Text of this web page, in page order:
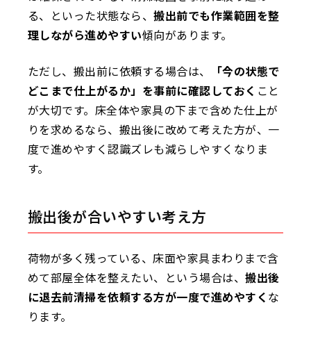
る、といった状態なら、搬出前でも作業範囲を整
理しながら進めやすい傾向があります。
ただし、搬出前に依頼する場合は、
「今の状態で
どこまで仕上がるか」を事前に確認しておく こと
が大切です。床全体や家具の下まで含めた仕上が
りを求めるなら、搬出後に改めて考えた方が、一
度で進めやすく認識ズレも減らしやすくなりま
す。
搬出後が合いやすい考え方
荷物が多く残っている、床面や家具まわりまで含
めて部屋全体を整えたい、という場合は、搬出後
に退去前清掃を依頼する方が一度で進めやすく な
ります。